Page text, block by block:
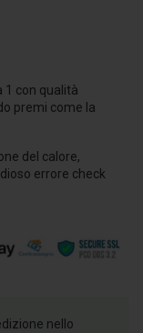
1 con qualità
premi come la
del calore,
errore check
nello